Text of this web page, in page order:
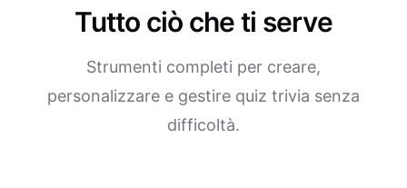
Tutto ciò che ti serve
Strumenti completi per creare,
personalizzare e gestire quiz trivia senza
difficoltà.